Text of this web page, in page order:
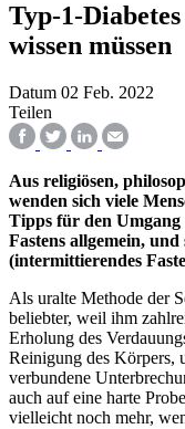
Typ-1-
wissen müssen
Datum 02 Feb. 2022
Teilen
Aus religiösen,
wenden sich viele
Tipps für den Umgang
Fastens allgemein,
(intermittierendes
Als uralte Methode der
beliebter, weil ihm
Erholung des
Reinigung des Körpers,
verbundene
auch auf eine harte
vielleicht noch mehr,